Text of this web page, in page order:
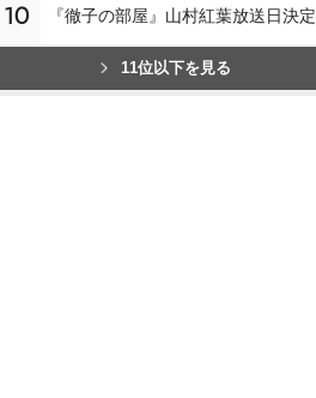
10 『徹子の部屋』山村紅葉放送日決定
11位以下を見る